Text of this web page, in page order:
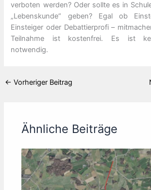
verboten werden? Oder sollte es in
„Lebenskunde“ geben? Egal ob
Einsteiger oder Debattierprofi –
Teilnahme ist kostenfrei. Es ist
notwendig.
← Vorheriger Beitrag
Ähnliche Beiträge